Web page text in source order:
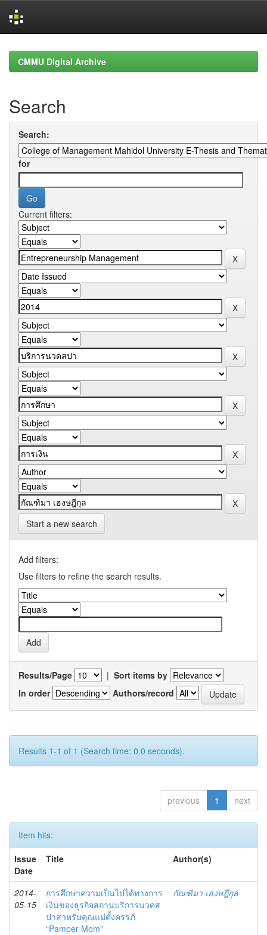
navigationCMMU Digital Archive
Search
Search:
for
Current filters:
Start a new search
Add filters:
Use filters to refine the search results.
Results/Page | Sort items by
In order
Authors/record
Results 1-1 of 1 (Search time: 0.0 seconds).
previous 1 next
Item hits:
Issue
Date
Title Author(s)
2014-
05-15
การศึกษาความเป็นไปได้ทางการ
เงินของธุรกิจสถานบริการนวดส
ปาสาหรับคุณแม่ตั้งครรภ์
“Pamper Mom”
กัณฑิมา เฮงษฎีกุล